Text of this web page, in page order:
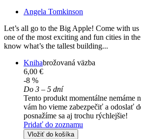
Angela Tomkinson
Let’s all go to the Big Apple! Come with
one of the most exciting and fun cities in
know what’s the tallest building...
Knihabrožovaná väzba
6,00 €
-8 %
Do 3 – 5 dní
Tento produkt momentálne nemáme
vám ho vieme zabezpečiť a odoslať
posnažíme sa aj trochu rýchlejšie!
Pridať do zoznamu
Vložiť do košíka